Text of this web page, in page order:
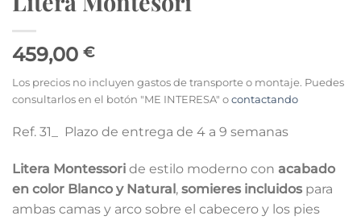
459,00 €
Los precios no incluyen gastos de transporte o montaje. Puedes
consultarlos en el botón "ME INTERESA" ocontactando
Ref. 31_ Plazo de entrega de 4 a 9 semanas
Litera Montessori de estilo moderno con acabado
en color Blanco y Natural, somieres incluidos para
ambas camas y arco sobre el cabecero y los pies